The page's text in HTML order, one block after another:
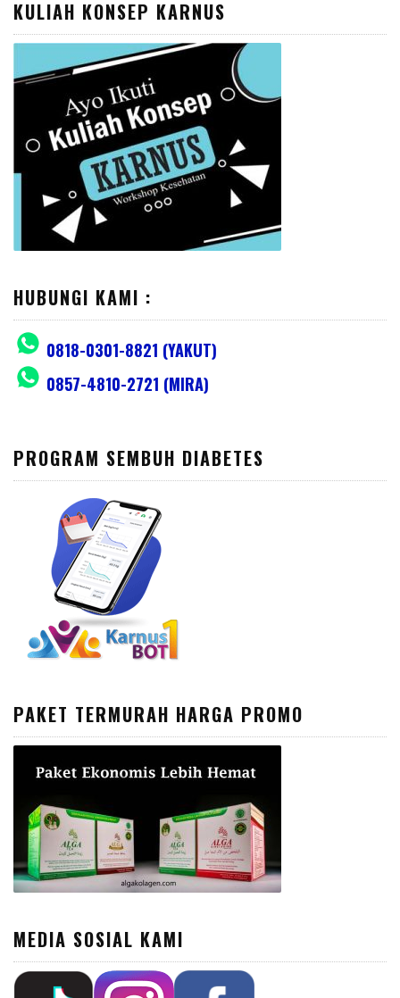
KULIAH KONSEP KARNUS
HUBUNGI KAMI :
0818-0301-8821 (YAKUT)
0857-4810-2721 (MIRA)
PROGRAM SEMBUH DIABETES
PAKET TERMURAH HARGA PROMO
MEDIA SOSIAL KAMI